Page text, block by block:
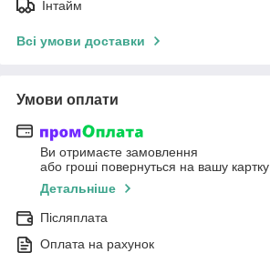
Інтайм
Всі умови доставки
Умови оплати
Ви отримаєте замовлення
або гроші повернуться на вашу картку
Детальніше
Післяплата
Оплата на рахунок